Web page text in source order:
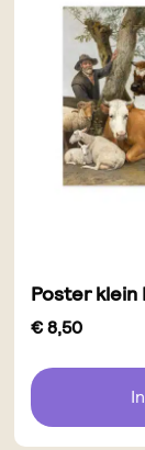
Poster klein
€8,50